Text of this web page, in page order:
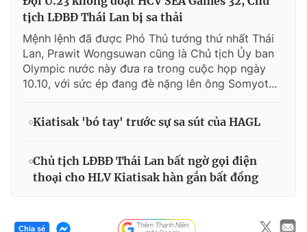
tịch LĐBĐ Thái Lan bị sa thải
Mệnh lệnh đã được Phó Thủ tướng thứ nhất Thái
Lan, Prawit Wongsuwan cũng là Chủ tịch Ủy ban
Olympic nước này đưa ra trong cuộc họp ngày
10.10, với sức ép đang đè nặng lên ông Somyot...
Kiatisak 'bó tay' trước sự sa sút của HAGL
Chủ tịch LĐBĐ Thái Lan bất ngờ gọi điện
thoại cho HLV Kiatisak hàn gắn bất đồng
Chia sẻ